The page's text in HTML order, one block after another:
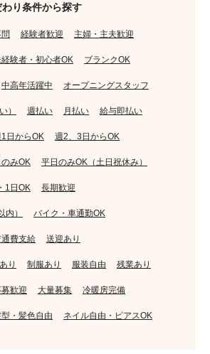
り条件から探す
経験者歓迎 主婦・主夫歓迎
験者・初心者OK ブランクOK
中高年活躍中 オープニングスタッフ
） 週払い 月払い 給与即払い
日からOK 週2、3日からOK
みOK 平日のみOK（土日祝休み）
1日OK 長期歓迎
） バイク・車通勤OK
費支給 送迎あり
り 制服あり 服装自由 残業あり
歓迎 大量募集 冷暖房完備
・髪色自由 ネイル自由・ピアスOK